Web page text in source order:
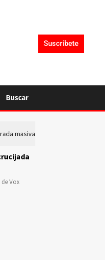
Suscríbete
Buscar
masiva de inmigrantes en Ceuta
Vox